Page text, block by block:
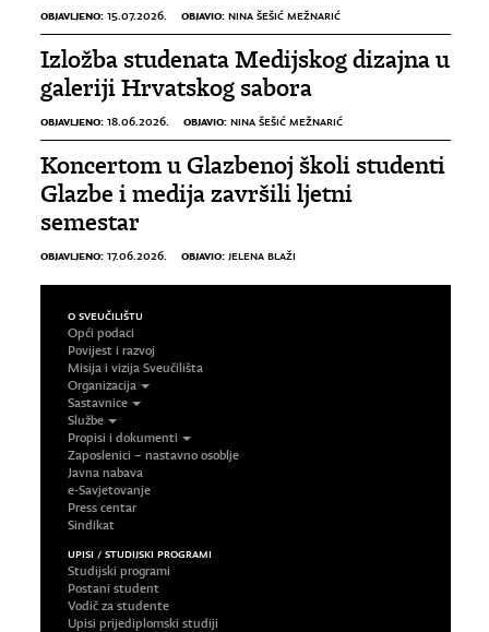
OBJAVLJENO: 15.07.2026. OBJAVIO: NINA ŠEŠIĆ MEŽNARIĆ
Izložba studenata Medijskog dizajna u
galeriji Hrvatskog sabora
OBJAVLJENO: 18.06.2026. OBJAVIO: NINA ŠEŠIĆ MEŽNARIĆ
Koncertom u Glazbenoj školi studenti
Glazbe i medija završili ljetni
semestar
OBJAVLJENO: 17.06.2026. OBJAVIO: JELENA BLAŽI
O SVEUČILIŠTU
Opći podaci
Povijest i razvoj
Misija i vizija Sveučilišta
Organizacija
Sastavnice
Službe
Propisi i dokumenti
Zaposlenici – nastavno osoblje
Javna nabava
e-Savjetovanje
Press centar
Sindikat
UPISI / STUDIJSKI PROGRAMI
Studijski programi
Postani student
Vodič za studente
Upisi prijediplomski studiji